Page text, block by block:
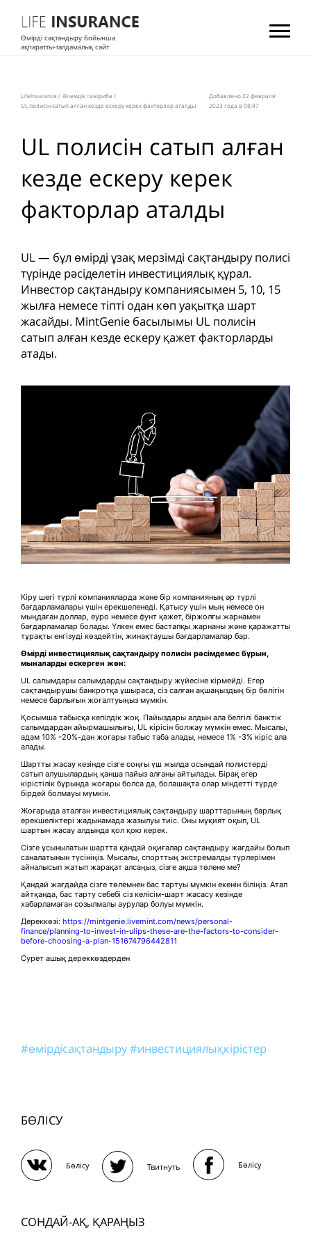
Өмірді сақтандыру бойынша
ақпаратты-талдамалық сайт
LifeInsurance / Әлемдік тәжірибе /
UL полисін сатып алған кезде ескеру керек факторлар аталды
Добавлено 22 февраля
2023 года в 08:47
UL полисін сатып алған
кезде ескеру керек
факторлар аталды
UL — бұл өмірді ұзақ мерзімді сақтандыру полисі
түрінде рәсіделетін инвестициялық құрал.
Инвестор сақтандыру компаниясымен 5, 10, 15
жылға немесе тіпті одан көп уақытқа шарт
жасайды. MintGenie басылымы UL полисін
сатып алған кезде ескеру қажет факторларды
атады.
Кіру шегі түрлі компанияларда және бір компанияның әр түрлі
бағдарламалары үшін ерекшеленеді. Қатысу үшін мың немесе он
мыңдаған доллар, еуро немесе фунт қажет, біржолғы жарнамен
бағдарламалар болады. Үлкен емес бастапқы жарнаны және қаражатты
тұрақты енгізуді көздейтін, жинақтаушы бағдарламалар бар.
Өмірді инвестициялық сақтандыру полисін рәсімдемес бұрын,
мыналарды ескерген жөн:
UL салымдары салымдарды сақтандыру жүйесіне кірмейді. Егер
сақтандырушы банкротқа ұшыраса, сіз салған ақшаңыздың бір бөлігін
немесе барлығын жоғалтуыңыз мүмкін.
Қосымша табысқа кепілдік жоқ. Пайыздары алдын ала белгілі банктік
салымдардан айырмашылығы, UL кірісін болжау мүмкін емес. Мысалы,
адам 10% -20%-дан жоғары табыс таба алады, немесе 1% -3% кіріс ала
алады.
Шартты жасау кезінде сізге соңғы үш жылда осындай полистерді
сатып алушылардың қанша пайыз алғаны айтылады. Бірақ егер
кірістілік бұрында жоғары болса да, болашақта олар міндетті түрде
бірдей болмауы мүмкін.
Жоғарыда аталған инвестициялық сақтандыру шарттарының барлық
ерекшеліктері жадынамада жазылуы тиіс. Оны мұқият оқып, UL
шартын жасау алдында қол қою керек.
Сізге ұсынылатын шартта қандай оқиғалар сақтандыру жағдайы болып
саналатынын түсініңіз. Мысалы, спорттың экстремалды түрлерімен
айналысып жатып жарақат алсаңыз, сізге ақша төлене ме?
Қандай жағдайда сізге төлемнен бас тартуы мүмкін екенін біліңіз. Атап
айтқанда, бас тарту себебі сіз келісім-шарт жасасу кезінде
хабарламаған созылмалы аурулар болуы мүмкін.
Дереккөзі: https://mintgenie.livemint.com/news/personal-
finance/planning-to-invest-in-ulips-these-are-the-factors-to-consider-
before-choosing-a-plan-151674796442811
Сурет ашық дереккөздерден
#өмірдісақтандыру#инвестициялықкірістер
БӨЛІСУ
Бөлісу Твитнуть Бөлісу
СОНДАЙ-АҚ, ҚАРАҢЫЗ